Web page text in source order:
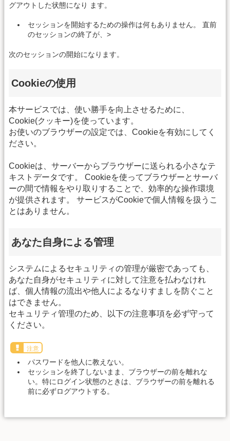
グアウトした状態になり ます。
セッションを開始するための操作は何もありません。 直前
のセッションの終了が、>
次のセッションの開始になります。
Cookieの使用
本サービスでは、使い勝手を向上させるために、
Cookie(クッキー)を使っています。
お使いのブラウザーの設定では、Cookieを有効にしてく
ださい。
Cookieは、サーバーからブラウザーに送られる小さなテ
キストデータです。 Cookieを使ってブラウザーとサーバ
ーの間で情報をやり取りすることで、効率的な操作環境
が提供されます。 サービスがCookieで個人情報を扱うこ
とはありません。
あなた自身による管理
システムによるセキュリティの管理が厳密であっても、
あなた自身がセキュリティに対して注意を払わなけれ
ば、個人情報の流出や他人によるなりすましを防ぐこと
はできません。
セキュリティ管理のため、以下の注意事項を必ず守って
ください。
注意
パスワードを他人に教えない。
セッションを終了しないまま、ブラウザーの前を離れな
い。特にログイン状態のときは、ブラウザーの前を離れる
前に必ずログアウトする。